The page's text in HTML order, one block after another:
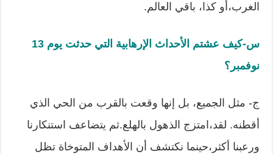
الغرب،أو كذا، باقي العالم.
س-كيف عشتم الأحداث الإرهابية التي حدثت يوم13
نوفمبر؟
ج- مثل الجميع، بل إنها وقعت بالقرب من الحي الذي
أقطنه. لقد،امتزج الذهول بالهلع.ثم يتضاعف استنكارنا
ورعبنا أكثر،حينما نكتشف أن الأهداف المتوخاة تظل